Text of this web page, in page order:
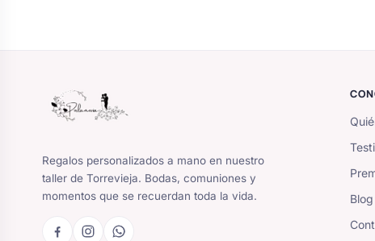
Regalos personalizados a mano en nuestro
taller de Torrevieja. Bodas, comuniones y
momentos que se recuerdan toda la vida.